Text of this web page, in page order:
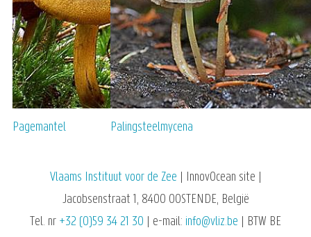
Pagemantel Palingsteelmycena
Vlaams Instituut voor de Zee | InnovOcean site |
Jacobsenstraat 1, 8400 OOSTENDE, België
Tel. nr +32 (0)59 34 21 30 | e-mail: info@vliz.be | BTW BE